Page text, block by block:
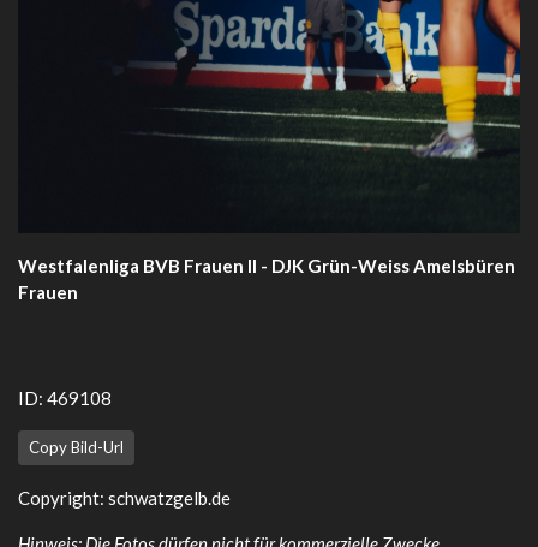
Westfalenliga BVB Frauen II - DJK Grün-Weiss Amelsbüren
Frauen
ID: 469108
Copy Bild-Url
Copyright: schwatzgelb.de